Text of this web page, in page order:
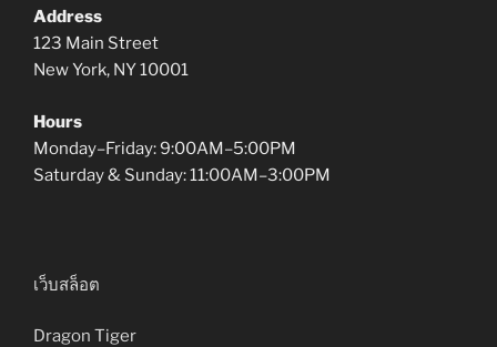
Address
123 Main Street
New York, NY 10001
Hours
Monday–Friday: 9:00AM–5:00PM
Saturday & Sunday: 11:00AM–3:00PM
เว็บสล็อต
Dragon Tiger